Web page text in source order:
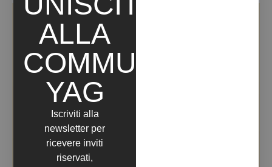
ALLA
COMMUNITY
YAG
Iscriviti alla
newsletter per
ricevere inviti
riservati,